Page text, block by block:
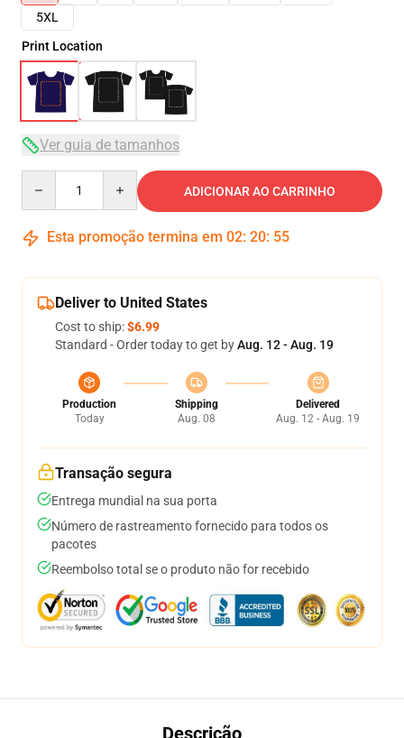
5XL
Print Location
Ver guia de tamanhos
ADICIONAR AO CARRINHO
Esta promoção termina em 02: 20: 54
Deliver to United States
Cost to ship:$6.99
Standard - Order today to get byAug. 12 - Aug. 19
Production
Today
Shipping
Aug. 08
Delivered
Aug. 12 - Aug. 19
Transação segura
Entrega mundial na sua porta
Número de rastreamento fornecido para todos os
pacotes
Reembolso total se o produto não for recebido
Descrição